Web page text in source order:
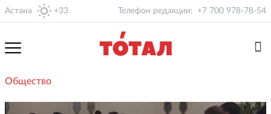
Астана +33 Телефон редакции: +7 700 978-78-54
Общество